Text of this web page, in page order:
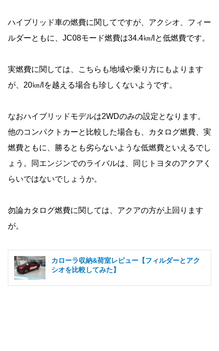
ハイブリッド車の燃費に関してですが、アクシオ、フィー
ルダーともに、JC08モード燃費は34.4㎞/lと低燃費です。
実燃費に関しては、こちらも地域や乗り方にもよります
が、20㎞/lを越える場合も珍しくないようです。
なおハイブリッドモデルは2WDのみの設定となります。
他のコンパクトカーと比較した場合も、カタログ燃費、実
燃費ともに、勝るとも劣らないような低燃費といえるでし
ょう。同エンジンでのライバルは、同じトヨタのアクアく
らいではないでしょうか。
勿論カタログ燃費に関しては、アクアの方が上回ります
が。
カローラ収納&荷室レビュー【フィルダーとアク
シオを比較してみた】